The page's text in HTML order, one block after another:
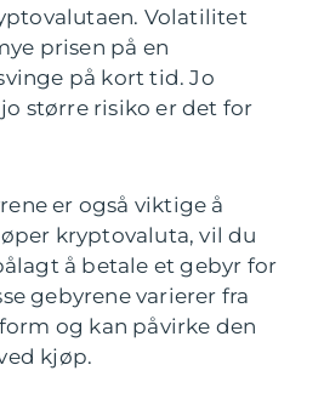
Volatilitet
prisen på en
på kort tid. Jo
større risiko er det for
er også viktige å
kryptovaluta, vil du
å betale et gebyr for
gebyrene varierer fra
og kan påvirke den
kjøp.